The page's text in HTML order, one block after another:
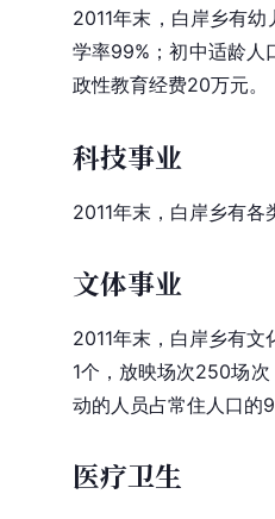
2011年末，白岸乡有
学率99%；初中适龄人
政性教育经费20万元。
科技事业
2011年末，白岸乡有各
文体事业
2011年末，白岸乡有
1个，放映场次250场
动的人员占常住人口的
医疗卫生